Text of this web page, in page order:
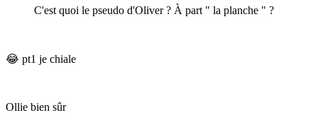
C'est quoi le pseudo d'Oliver ? À part " la planche " ?
😂 pt1 je chiale
Ollie bien sûr